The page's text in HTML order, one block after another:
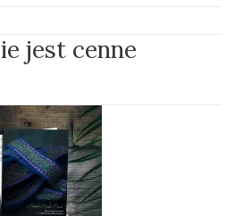
jest cenne